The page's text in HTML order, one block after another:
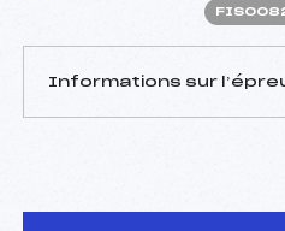
Informations sur
D.T Adjoint :